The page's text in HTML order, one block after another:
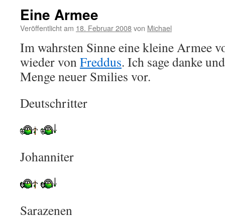
Eine Armee
Veröffentlicht am 18. Februar 2008von Michael
Im wahrsten Sinne eine kleine Armee
wieder vonFreddus. Ich sage danke
Menge neuer Smilies vor.
Deutschritter
Johanniter
Sarazenen